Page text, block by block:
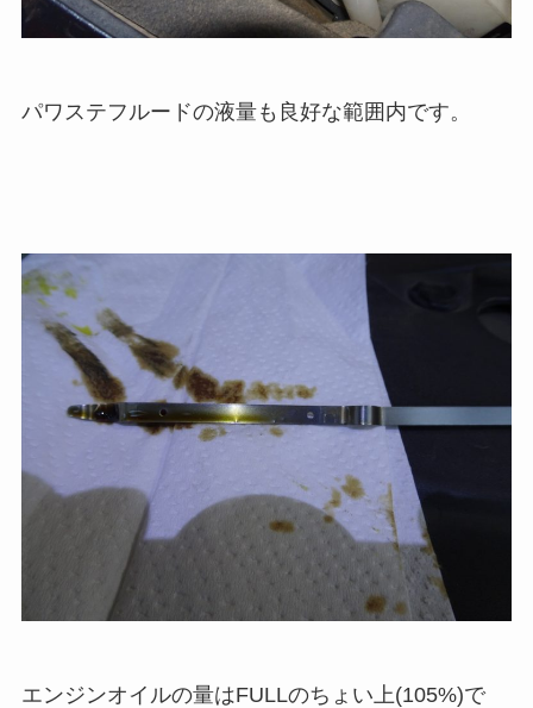
パワステフルードの液量も良好な範囲内です。
エンジンオイルの量はFULLのちょい上(105%)で